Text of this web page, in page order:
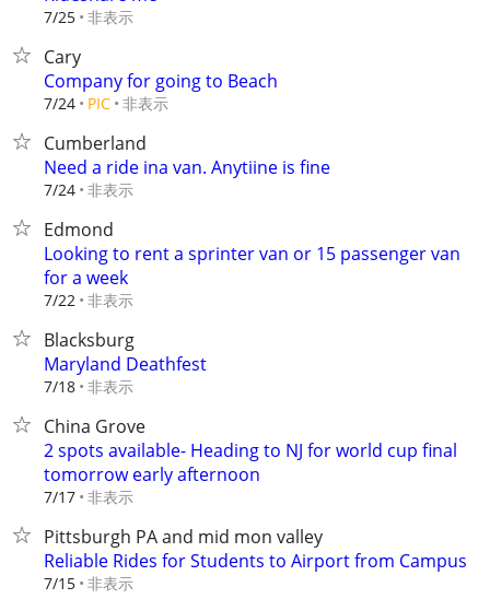
7/25 非表示
Cary
Company for going to Beach
7/24 PIC 非表示
Cumberland
Need a ride ina van. Anytiine is fine
7/24 非表示
Edmond
Looking to rent a sprinter van or 15 passenger van
for a week
7/22 非表示
Blacksburg
Maryland Deathfest
7/18 非表示
China Grove
2 spots available- Heading to NJ for world cup final
tomorrow early afternoon
7/17 非表示
Pittsburgh PA and mid mon valley
Reliable Rides for Students to Airport from Campus
7/15 非表示